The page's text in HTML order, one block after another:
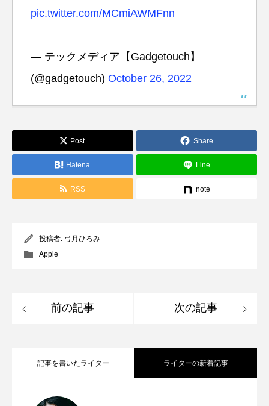
pic.twitter.com/MCmiAWMFnn
— テックメディア【Gadgetouch】
(@gadgetouch) October 26, 2022
Post Share
Hatena Line
RSS note
投稿者: 弓月ひろみ
Apple
前の記事 次の記事
記事を書いたライター ライターの新着記事
2026.06.11